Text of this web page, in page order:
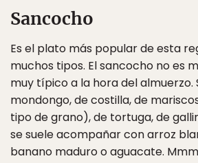
Sancocho
Es el plato más popular de esta
muchos tipos. El sancocho no es
muy típico a la hora del almuerzo.
mondongo, de costilla, de
tipo de grano), de tortuga, de
se suele acompañar con arroz
banano maduro o aguacate.